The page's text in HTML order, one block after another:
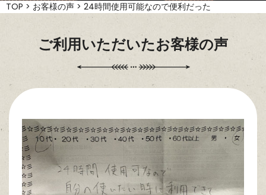
TOP > お客様の声 > 24時間使用可能なので便利だった
ご利用いただいたお客様の声